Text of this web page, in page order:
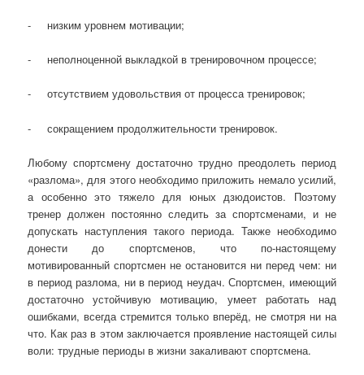
- низким уровнем мотивации;
- неполноценной выкладкой в тренировочном процессе;
- отсутствием удовольствия от процесса тренировок;
- сокращением продолжительности тренировок.
Любому спортсмену достаточно трудно преодолеть период
«разлома», для этого необходимо приложить немало усилий,
а особенно это тяжело для юных дзюдоистов. Поэтому
тренер должен постоянно следить за спортсменами, и не
допускать наступления такого периода. Также необходимо
донести до спортсменов, что по-настоящему
мотивированный спортсмен не остановится ни перед чем: ни
в период разлома, ни в период неудач. Спортсмен, имеющий
достаточно устойчивую мотивацию, умеет работать над
ошибками, всегда стремится только вперёд, не смотря ни на
что. Как раз в этом заключается проявление настоящей силы
воли: трудные периоды в жизни закаливают спортсмена.